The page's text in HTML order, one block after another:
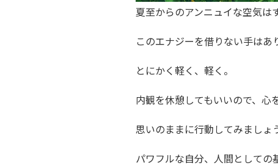
夏至からのアンニュイな空気は
このエナジーを借りない手はあ
とにかく軽く、軽く。
内観を休憩してもいいので、心
思いのままに行動してみましょ
パワフルな自分、人間としての